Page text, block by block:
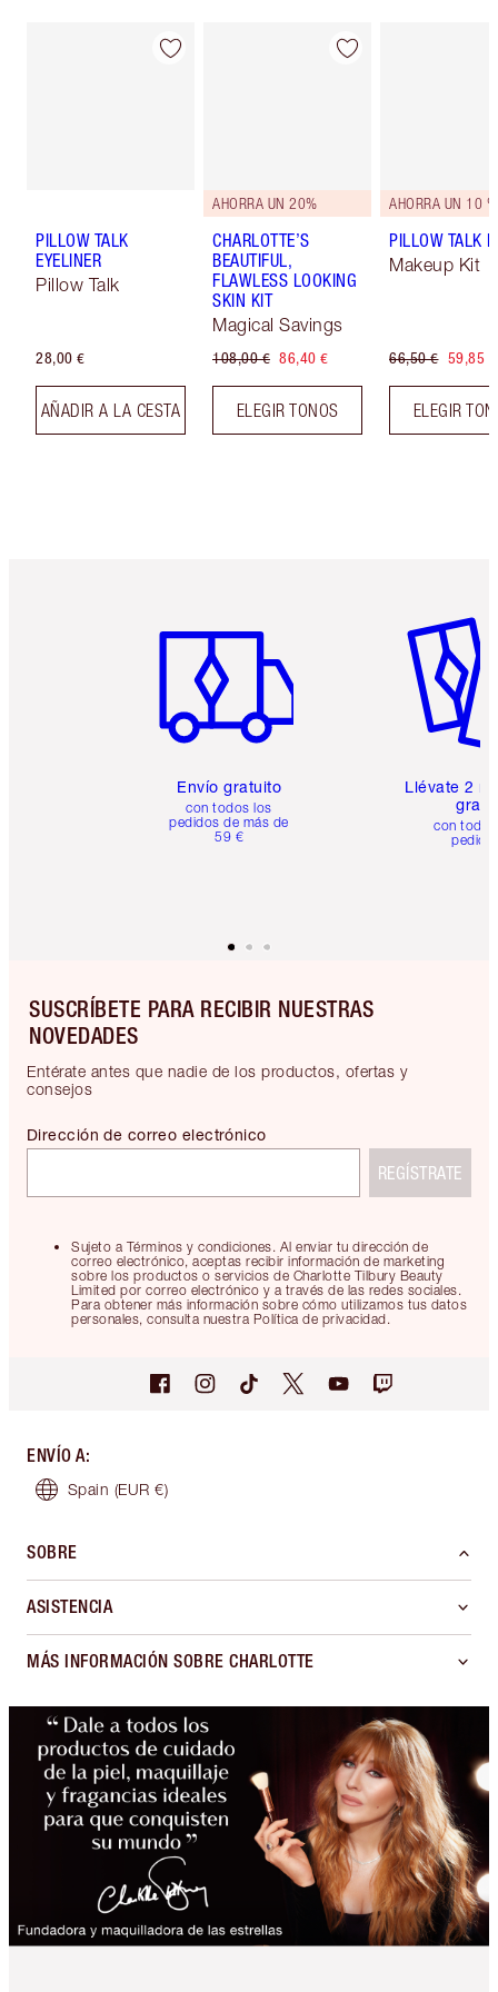
PILLOW TALK
EYELINER
Pillow Talk
28,00 €
AÑADIR A LA CESTA
AHORRA UN 20%
CHARLOTTE’S
BEAUTIFUL,
FLAWLESS LOOKING
SKIN KIT
Magical Savings
108,00 € 86,40 €
ELEGIR TONOS
AHORRA UN 10 %
PILLOW TALK
Makeup Kit
66,50 € 59,85 €
ELEGIR
Envío gratuito
con todos los
pedidos de más de
59 €
Llévate 2
gratis
con
SUSCRÍBETE PARA RECIBIR NUESTRAS
NOVEDADES
Entérate antes que nadie de los productos, ofertas y
consejos
Sujeto a Términos y condiciones. Al enviar tu dirección de
correo electrónico, aceptas recibir información de marketing
sobre los productos o servicios de Charlotte Tilbury Beauty
Limited por correo electrónico y a través de las redes sociales.
Para obtener más información sobre cómo utilizamos tus datos
personales, consulta nuestra Política de privacidad.
Dirección de correo electrónico
REGÍSTRATE
ENVÍO A:
Spain (EUR €)
SOBRE
ASISTENCIA
MÁS INFORMACIÓN SOBRE CHARLOTTE